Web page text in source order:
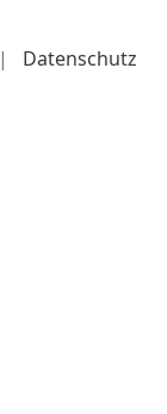
| Datenschutz